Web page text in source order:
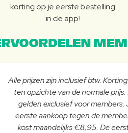
korting op je eerste bestelling
in de app!
Alle prijzen zijn inclusief btw.
ten opzichte van de normale
gelden exclusief voor members.
eerste aankoop tegen de
kost maandelijks €8,95. De